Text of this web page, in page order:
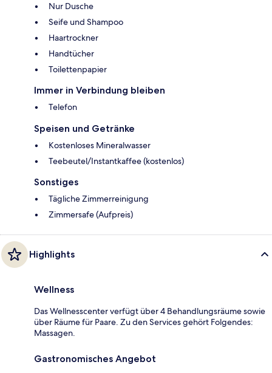
Nur Dusche
Seife und Shampoo
Haartrockner
Handtücher
Toilettenpapier
Immer in Verbindung bleiben
Telefon
Speisen und Getränke
Kostenloses Mineralwasser
Teebeutel/Instantkaffee (kostenlos)
Sonstiges
Tägliche Zimmerreinigung
Zimmersafe (Aufpreis)
Highlights
Wellness
Das Wellnesscenter verfügt über 4 Behandlungsräume sowie
über Räume für Paare. Zu den Services gehört Folgendes:
Massagen.
Gastronomisches Angebot